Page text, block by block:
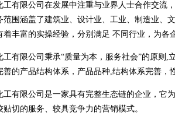
工有限公司在发展中注重与业界人士合作交流
范围涵盖了建筑业、设计业、工业、制造业、
着丰富的实操经验，分别满足 不同行业，为各
工有限公司秉承“质量为本，服务社会”的原则
善的产品结构体系，产品品种,结构体系完善，
工有限公司是一家具有完整生态链的企业，它
切的服务、较具竞争力的营销模式。